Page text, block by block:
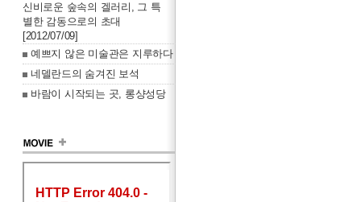
신비로운 숲속의 겔러리, 그 특
별한 감동으로의 초대
[2012/07/09]
예쁘지 않은 미술관은 지루하다
네델란드의 숨겨진 보석
바람이 시작되는 곳, 롱샹성당